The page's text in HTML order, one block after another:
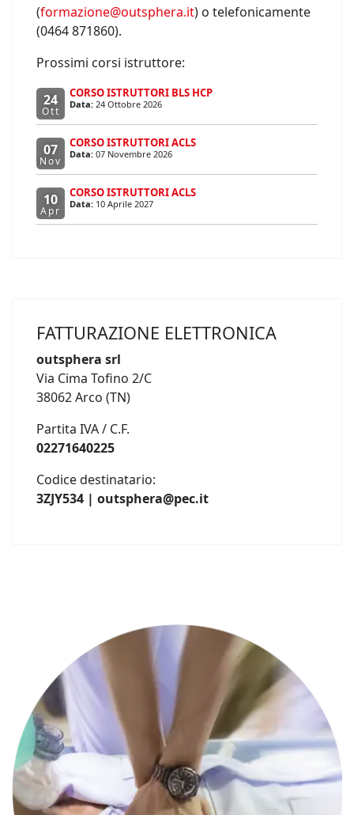
(formazione@outsphera.it) o telefonicamente
(0464 871860).
Prossimi corsi istruttore:
24
Ott
CORSO ISTRUTTORI BLS HCP
Data: 24 Ottobre 2026
07
Nov
CORSO ISTRUTTORI ACLS
Data: 07 Novembre 2026
10
Apr
CORSO ISTRUTTORI ACLS
Data: 10 Aprile 2027
FATTURAZIONE ELETTRONICA
outsphera srl
Via Cima Tofino 2/C
38062 Arco (TN)
Partita IVA / C.F.
02271640225
Codice destinatario:
3ZJY534 | outsphera@pec.it